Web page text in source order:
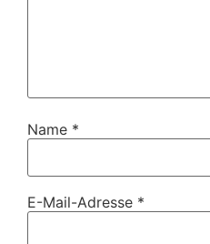
Name *
E-Mail-Adresse *